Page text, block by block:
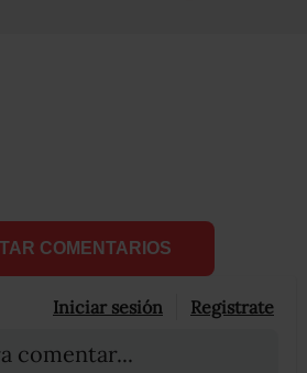
COMENTARIOS
Iniciar sesión Registrate
comentar...